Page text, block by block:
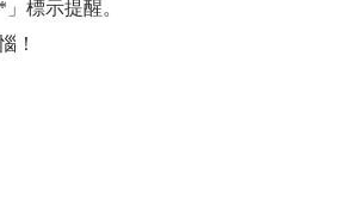
標示提醒。
！